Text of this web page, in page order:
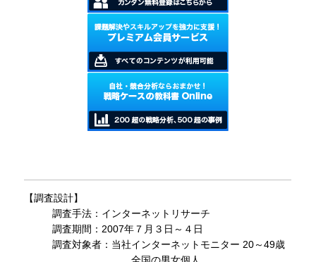
【調査設計】
調査手法：インターネットリサーチ
調査期間：2007年７月３日～４日
調査対象者：当社インターネットモニター 20～49歳